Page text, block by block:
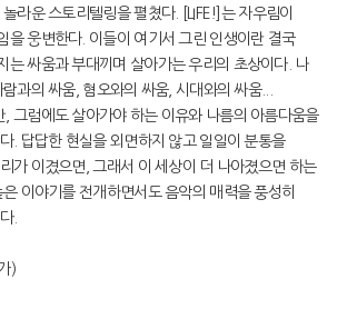
라운 스토리텔링을 펼쳤다. [LIFE!]는 자우림이
을 웅변한다. 이들이 여기서 그린 인생이란 결국
는 싸움과 부대끼며 살아가는 우리의 초상이다. 나
과의 싸움, 혐오와의 싸움, 시대와의 싸움...
, 그럼에도 살아가야 하는 이유와 나름의 아름다움을
. 답답한 현실을 외면하지 않고 일일이 분통을
가 이겼으면, 그래서 이 세상이 더 나아졌으면 하는
이야기를 전개하면서도 음악의 매력을 풍성히
.
)